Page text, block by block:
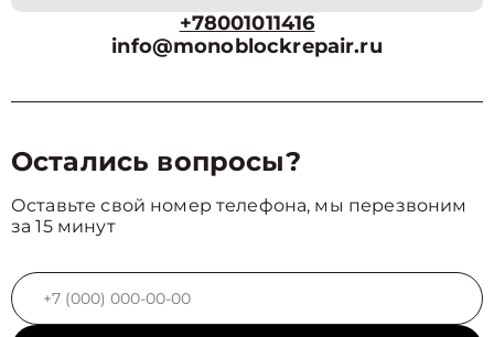
+78001011416
info@monoblockrepair.ru
Остались вопросы?
Оставьте свой номер телефона, мы перезвоним
за 15 минут